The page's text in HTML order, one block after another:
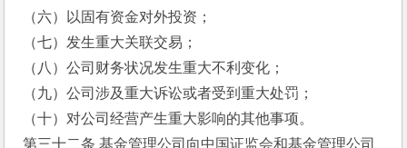
（六）以固有资金对外投资；
（七）发生重大关联交易；
（八）公司财务状况发生重大不利变化；
（九）公司涉及重大诉讼或者受到重大处罚；
（十）对公司经营产生重大影响的其他事项。
第三十二条 基金管理公司向中国证监会和基金管理公司